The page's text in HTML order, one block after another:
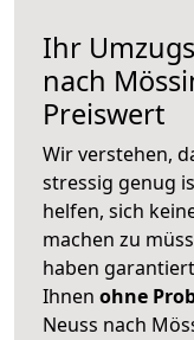
Ihr
nach
Preiswert
Wir verstehen,
stressig genug
helfen, sich
machen zu
haben
Ihnen ohne
Neuss nach